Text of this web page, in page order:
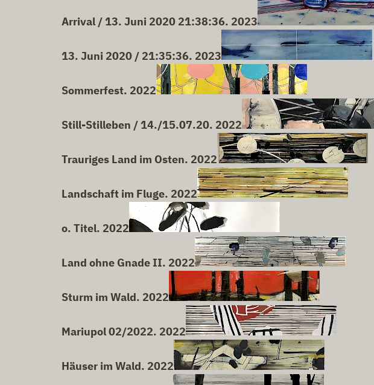
Arrival / 13. Juni 2020 21:38:36. 2023
13. Juni 2020 / 21:35:36. 2023
Sommerfest. 2022
Still-Stilleben / 14./15.07.20. 2022
Trauriges Land im Osten. 2022
Landschaft im Fluge. 2022
o. Titel. 2022
Land ohne Gnade II. 2022
Sturm im Wald. 2022
Mariupol 02/2022. 2022
Häuser im Wald. 2022